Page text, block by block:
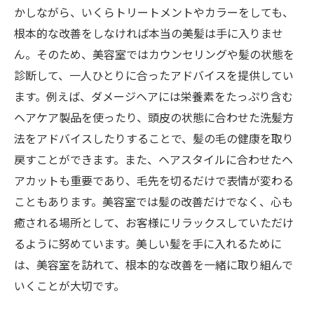
かしながら、いくらトリートメントやカラーをしても、
根本的な改善をしなければ本当の美髪は手に入りませ
ん。そのため、美容室ではカウンセリングや髪の状態を
診断して、一人ひとりに合ったアドバイスを提供してい
ます。例えば、ダメージヘアには栄養素をたっぷり含む
ヘアケア製品を使ったり、頭皮の状態に合わせた洗髪方
法をアドバイスしたりすることで、髪の毛の健康を取り
戻すことができます。また、ヘアスタイルに合わせたヘ
アカットも重要であり、毛先を切るだけで表情が変わる
こともあります。美容室では髪の改善だけでなく、心も
癒される場所として、お客様にリラックスしていただけ
るように努めています。美しい髪を手に入れるために
は、美容室を訪れて、根本的な改善を一緒に取り組んで
いくことが大切です。